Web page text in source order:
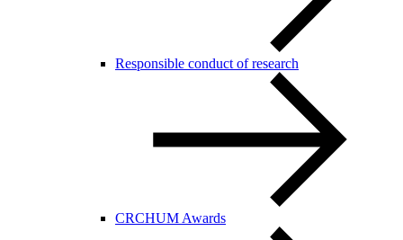
Responsible conduct of research
CRCHUM Awards